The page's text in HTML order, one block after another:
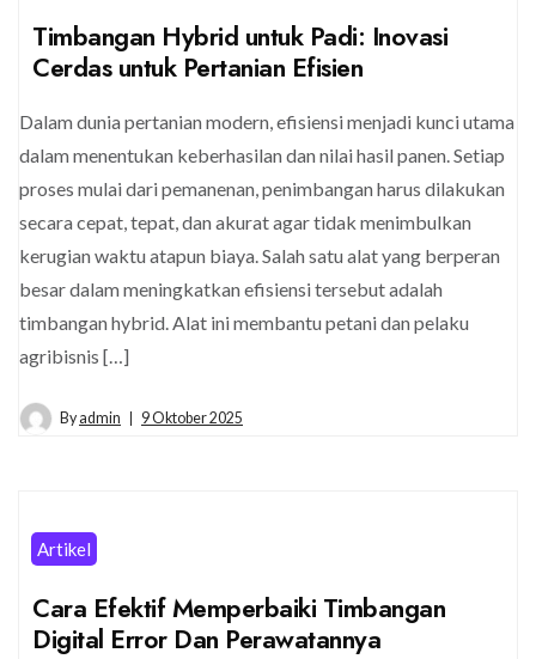
Timbangan Hybrid untuk Padi: Inovasi
Cerdas untuk Pertanian Efisien
Dalam dunia pertanian modern, efisiensi menjadi kunci utama
dalam menentukan keberhasilan dan nilai hasil panen. Setiap
proses mulai dari pemanenan, penimbangan harus dilakukan
secara cepat, tepat, dan akurat agar tidak menimbulkan
kerugian waktu atapun biaya. Salah satu alat yang berperan
besar dalam meningkatkan efisiensi tersebut adalah
timbangan hybrid. Alat ini membantu petani dan pelaku
agribisnis […]
By admin 9 Oktober 2025
Artikel
Cara Efektif Memperbaiki Timbangan
Digital Error Dan Perawatannya